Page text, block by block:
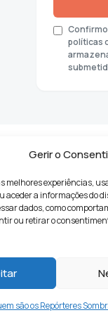
Gerir o
melhores experiências,
aceder a informações do
dados, como
ou retirar o
são os Repórteres
políticas